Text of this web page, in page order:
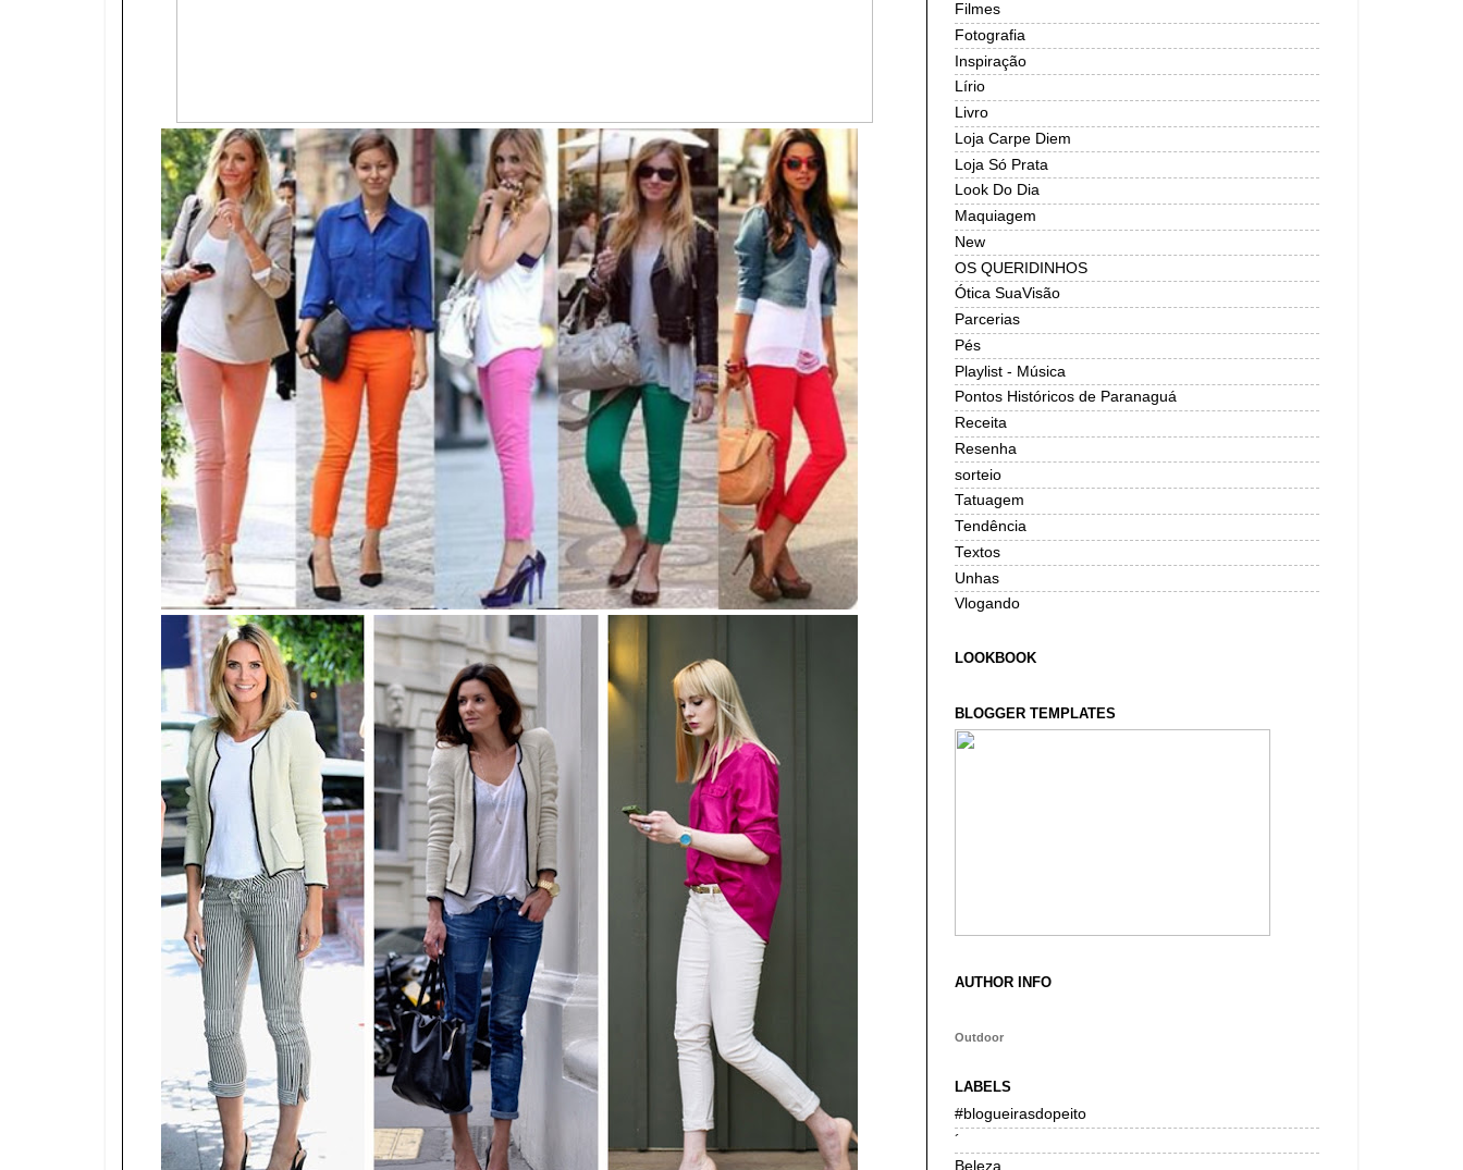
Filmes
Fotografia
Inspiração
Lírio
Livro
Loja Carpe Diem
Loja Só Prata
Look Do Dia
Maquiagem
New
OS QUERIDINHOS
Ótica SuaVisão
Parcerias
Pés
Playlist - Música
Pontos Históricos de Paranaguá
Receita
Resenha
sorteio
Tatuagem
Tendência
Textos
Unhas
Vlogando
LOOKBOOK
BLOGGER TEMPLATES
AUTHOR INFO
Outdoor
LABELS
#blogueirasdopeito
´
Beleza